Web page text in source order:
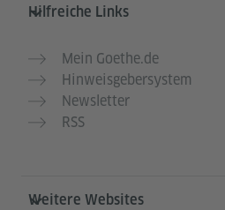
Hilfreiche Links
Mein Goethe.de
Hinweisgebersystem
Newsletter
RSS
Weitere Websites